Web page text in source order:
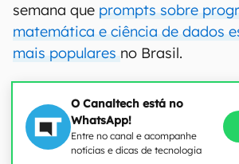
semana que prompts sobre
matemática e ciência de dados
mais populares no Brasil.
O Canaltech está no
WhatsApp!
Entre no canal e acompanhe
notícias e dicas de tecnologia